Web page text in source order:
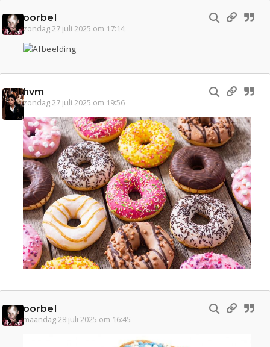
oorbel
zondag 27 juli 2025 om 17:14
hvm
zondag 27 juli 2025 om 19:56
oorbel
maandag 28 juli 2025 om 16:45